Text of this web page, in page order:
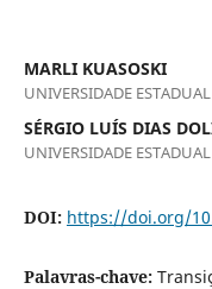
MARLI KUASOSKI
UNIVERSIDADE
SÉRGIO LUÍS DIAS
UNIVERSIDADE
DOI: https://doi.org/
Palavras-chave: